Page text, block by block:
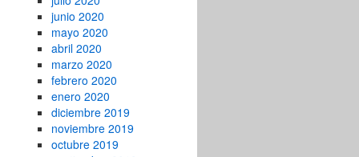
junio 2020
mayo 2020
abril 2020
marzo 2020
febrero 2020
enero 2020
diciembre 2019
noviembre 2019
octubre 2019